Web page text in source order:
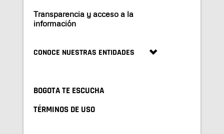
Transparencia y acceso a la
información
CONOCE NUESTRAS ENTIDADES
BOGOTA TE ESCUCHA
TÉRMINOS DE USO